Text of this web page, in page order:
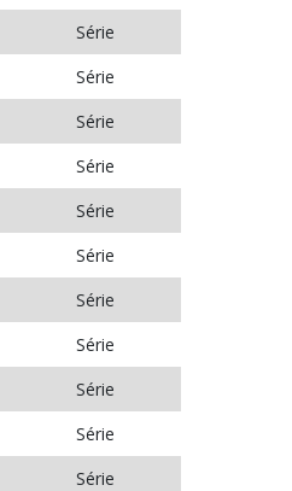
Série
Série
Série
Série
Série
Série
Série
Série
Série
Série
Série